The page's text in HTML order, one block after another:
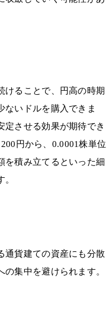
けることで、円高の時期
ないドルを購入できま
定させる効果が期待でき
円から、0.0001株単位
を積み立てるといった細
通貨建ての資産にも分散
集中を避けられます。